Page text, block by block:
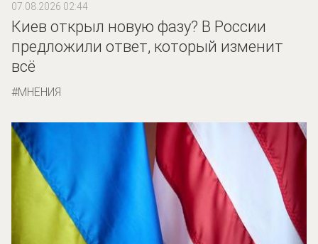
07.08.2026 02:44
Киев открыл новую фазу? В России
предложили ответ, который изменит
всё
МНЕНИЯ